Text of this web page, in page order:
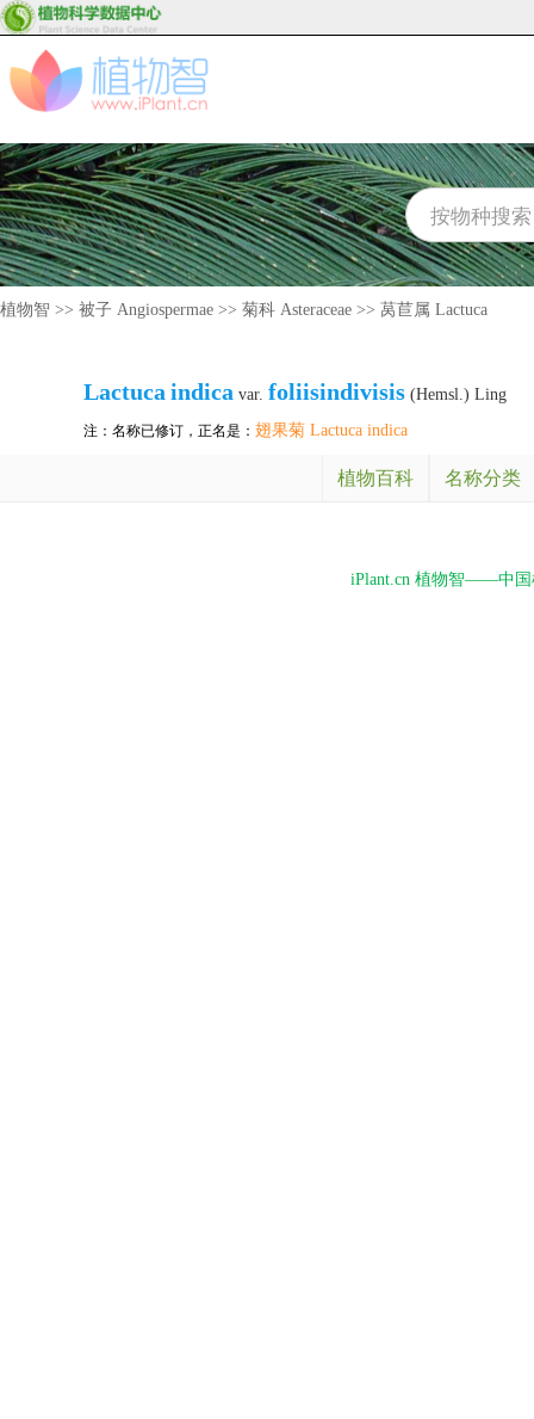
植物智 >> 被子 Angiospermae >> 菊科 Asteraceae >> 莴苣属 Lactuca
Lactuca indica var. foliisindivisis (Hemsl.) Ling
注：名称已修订，正名是： 翅果菊 Lactuca indica
植物百科 名称分类
iPlant.cn 植物智——中国